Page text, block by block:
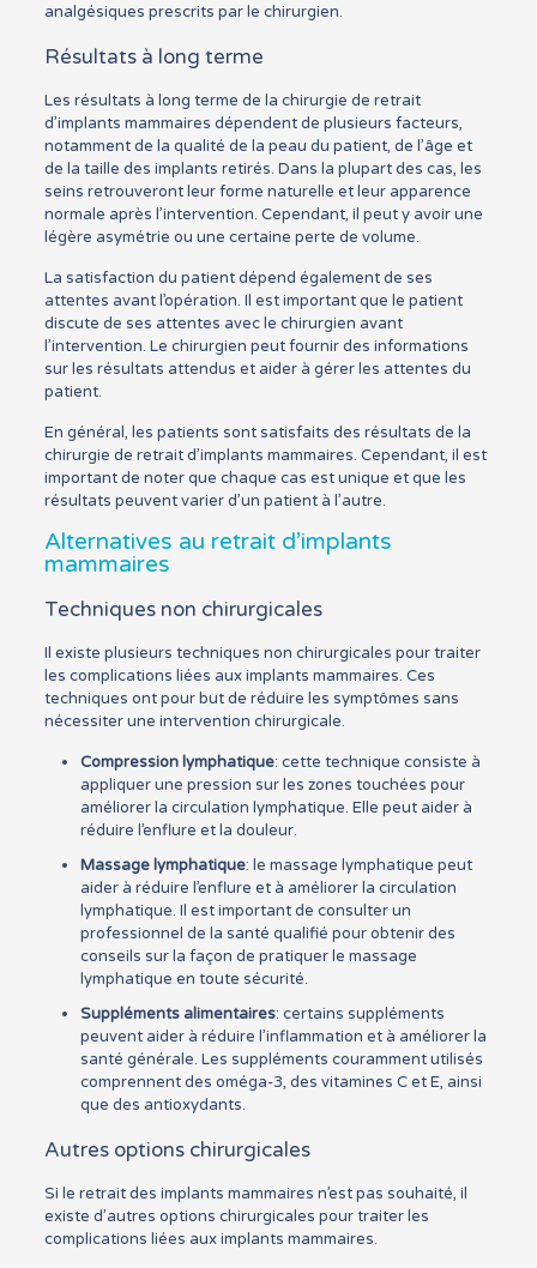
analgésiques prescrits par le chirurgien.
Résultats à long terme
Les résultats à long terme de la chirurgie de retrait
d’implants mammaires dépendent de plusieurs facteurs,
notamment de la qualité de la peau du patient, de l’âge et
de la taille des implants retirés. Dans la plupart des cas, les
seins retrouveront leur forme naturelle et leur apparence
normale après l’intervention. Cependant, il peut y avoir une
légère asymétrie ou une certaine perte de volume.
La satisfaction du patient dépend également de ses
attentes avant l’opération. Il est important que le patient
discute de ses attentes avec le chirurgien avant
l’intervention. Le chirurgien peut fournir des informations
sur les résultats attendus et aider à gérer les attentes du
patient.
En général, les patients sont satisfaits des résultats de la
chirurgie de retrait d’implants mammaires. Cependant, il est
important de noter que chaque cas est unique et que les
résultats peuvent varier d’un patient à l’autre.
Alternatives au retrait d’implants
mammaires
Techniques non chirurgicales
Il existe plusieurs techniques non chirurgicales pour traiter
les complications liées aux implants mammaires. Ces
techniques ont pour but de réduire les symptômes sans
nécessiter une intervention chirurgicale.
Compression lymphatique: cette technique consiste à
appliquer une pression sur les zones touchées pour
améliorer la circulation lymphatique. Elle peut aider à
réduire l’enflure et la douleur.
Massage lymphatique: le massage lymphatique peut
aider à réduire l’enflure et à améliorer la circulation
lymphatique. Il est important de consulter un
professionnel de la santé qualifié pour obtenir des
conseils sur la façon de pratiquer le massage
lymphatique en toute sécurité.
Suppléments alimentaires: certains suppléments
peuvent aider à réduire l’inflammation et à améliorer la
santé générale. Les suppléments couramment utilisés
comprennent des oméga-3, des vitamines C et E, ainsi
que des antioxydants.
Autres options chirurgicales
Si le retrait des implants mammaires n’est pas souhaité, il
existe d’autres options chirurgicales pour traiter les
complications liées aux implants mammaires.